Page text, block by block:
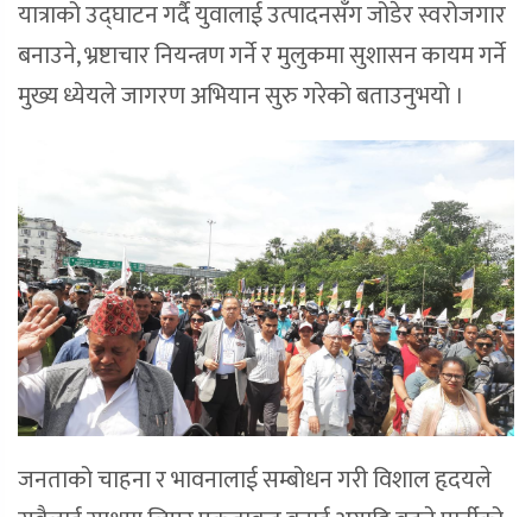
यात्राको उद्घाटन गर्दै युवालाई उत्पादनसँग जोडेर स्वरोजगार
बनाउने, भ्रष्टाचार नियन्त्रण गर्ने र मुलुकमा सुशासन कायम गर्ने
मुख्य ध्येयले जागरण अभियान सुरु गरेको बताउनुभयो ।
जनताको चाहना र भावनालाई सम्बोधन गरी विशाल हृदयले